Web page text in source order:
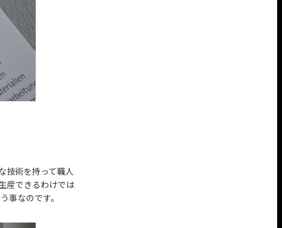
技術を持って職人
産できるわけでは
事なのです。